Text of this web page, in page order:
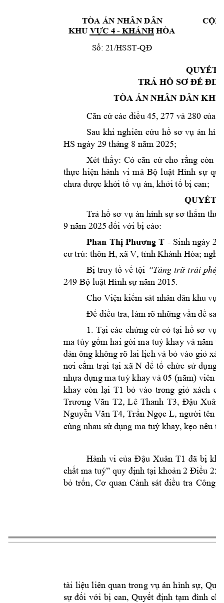
QUYẾT
TRẢ HỒ SƠ ĐỂ Đ
TÒA ÁN NHÂN DÂN KHU
Căn cứ các điều 45, 277 v 280 của
Sau khi nghiên cứu hồ sơ vụ án
HS ngy 29 tháng 8 năm 2025;
Xét thấy: Có căn cứ cho rằng còn
thực hiện hnh vi m Bộ luật Hình sự
chưa được khởi tố vụ án, khởi tố bị can;
QUYẾT
Trả hồ sơ vụ án hình sự sơ thẩm thụ
9 năm 2025 đối với bị cáo:
Phan Thị Phương T - Sinh ngy 2
cư trú: thôn H, xã V, tỉnh Khánh Hòa; ngh
Bị truy tố về tội “Tàng trữ trái phép
249 Bộ luật Hình sự năm 2015.
Cho Viện kiểm sát nhân dân khu
Để điều tra, lm rõ những vấn đề sau
1. Tại các chứng cứ có tại hồ sơ vụ
ma túy gồm hai gói ma tuý khay v năm vi
đn ông không rõ lai lịch v bỏ vo giỏ
nơi cắm trại tại xã N để tổ chức sử dụng.
nhựa đựng ma tuý khay v 05 (năm) viên
khay còn lại T1 bỏ vo trong giỏ xách
Trương Văn T2, Lê Thanh T3, Đậu Xuân
Nguyễn Văn T4, Trần Ngọc L, người tên
cùng nhau sử dụng ma tuý khay, kẹo nêu tr
Hnh vi của Đậu Xuân T1 đã bị
chất ma tuý” quy định tại khoản 2 Điều
bỏ trốn, Cơ quan Cảnh sát điều tra Công
TÒA ÁN NHÂN DÂN
KHU VỰC 4 - KHÁNH HÒA
Số: 21/HSST-QĐ
______
ti liệu liên quan trong vụ án hình sự,
sự đối với bị can, Quyết định tạm đình chỉ